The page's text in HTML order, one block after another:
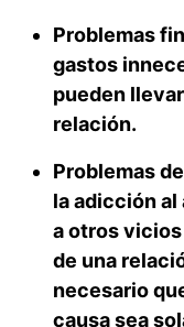
Problemas
gastos
pueden
relación.
Problemas
la adicción al
a otros
de una
necesario
causa sea